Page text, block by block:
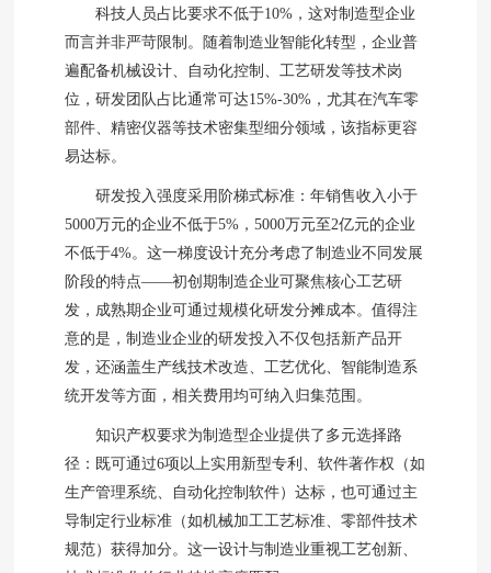
科技人员占比要求不低于10%，这对制造型企业
而言并非严苛限制。随着制造业智能化转型，企业普
遍配备机械设计、自动化控制、工艺研发等技术岗
位，研发团队占比通常可达15%-30%，尤其在汽车零
部件、精密仪器等技术密集型细分领域，该指标更容
易达标。
研发投入强度采用阶梯式标准：年销售收入小于
5000万元的企业不低于5%，5000万元至2亿元的企业
不低于4%。这一梯度设计充分考虑了制造业不同发展
阶段的特点——初创期制造企业可聚焦核心工艺研
发，成熟期企业可通过规模化研发分摊成本。值得注
意的是，制造业企业的研发投入不仅包括新产品开
发，还涵盖生产线技术改造、工艺优化、智能制造系
统开发等方面，相关费用均可纳入归集范围。
知识产权要求为制造型企业提供了多元选择路
径：既可通过6项以上实用新型专利、软件著作权（如
生产管理系统、自动化控制软件）达标，也可通过主
导制定行业标准（如机械加工工艺标准、零部件技术
规范）获得加分。这一设计与制造业重视工艺创新、